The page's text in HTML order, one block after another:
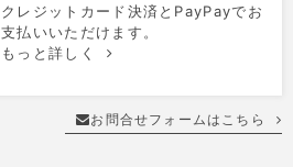
クレジットカード決済とPayPayでお
支払いいただけます。
もっと詳しく
お問合せフォームはこちら